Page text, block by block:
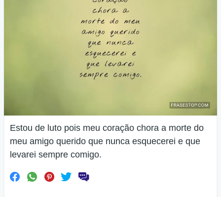
Estou de luto pois meu coração chora a morte do
meu amigo querido que nunca esquecerei e que
levarei sempre comigo.